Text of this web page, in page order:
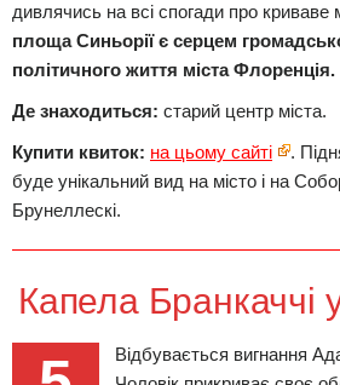
дивлячись на всі спогади про криваве
площа Синьорії є серцем
політичного життя міста Флоренція.
Де знаходиться: старий центр міста.
Купити квиток: на цьому сайті
.
буде унікальний вид на місто і на
Брунеллескі.
Капела Бранкаччі
Відбувається вигнання